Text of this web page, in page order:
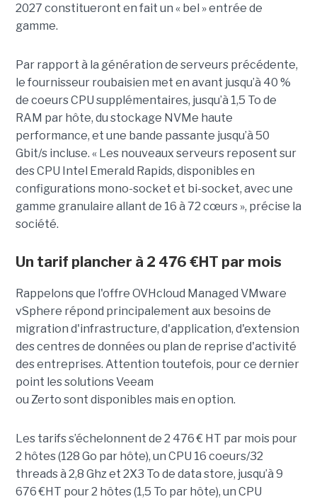
2027 constitueront en fait un « bel » entrée de
gamme.
Par rapport à la génération de serveurs précédente,
le fournisseur roubaisien met en avant jusqu’à 40 %
de coeurs CPU supplémentaires, jusqu’à 1,5 To de
RAM par hôte, du stockage NVMe haute
performance, et une bande passante jusqu’à 50
Gbit/s incluse. « Les nouveaux serveurs reposent sur
des CPU Intel Emerald Rapids, disponibles en
configurations mono-socket et bi-socket, avec une
gamme granulaire allant de 16 à 72 cœurs », précise la
société.
Un tarif plancher à 2 476 €HT par mois
Rappelons que l'offre OVHcloud Managed VMware
vSphere répond principalement aux besoins de
migration d'infrastructure, d'application, d'extension
des centres de données ou plan de reprise d'activité
des entreprises. Attention toutefois, pour ce dernier
point les solutions Veeam
ou Zerto sont disponibles mais en option.
Les tarifs s’échelonnent de 2 476 € HT par mois pour
2 hôtes (128 Go par hôte), un CPU 16 coeurs/32
threads à 2,8 Ghz et 2X3 To de data store, jusqu’à 9
676 €HT pour 2 hôtes (1,5 To par hôte), un CPU